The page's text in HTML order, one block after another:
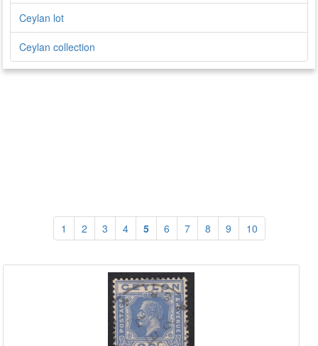
Ceylan lot
Ceylan collection
1 2 3 4 5 6 7 8 9 10